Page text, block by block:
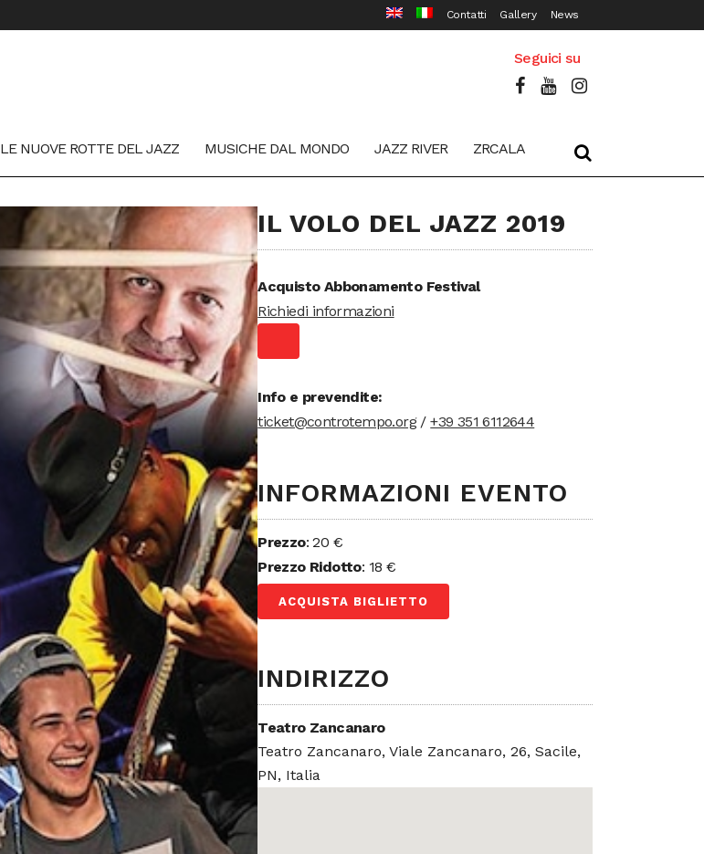
Contatti Gallery News
Seguici su
LE NUOVE ROTTE DEL JAZZ MUSICHE DAL MONDO JAZZ RIVER ZRCALA
IL VOLO DEL JAZZ 2019
Acquisto Abbonamento Festival
Richiedi informazioni
Info e prevendite:
ticket@controtempo.org/+39 351 6112644
INFORMAZIONI EVENTO
Prezzo: 20 €
Prezzo Ridotto: 18 €
ACQUISTA BIGLIETTO
INDIRIZZO
Teatro Zancanaro
Teatro Zancanaro, Viale Zancanaro, 26, Sacile,
PN, Italia